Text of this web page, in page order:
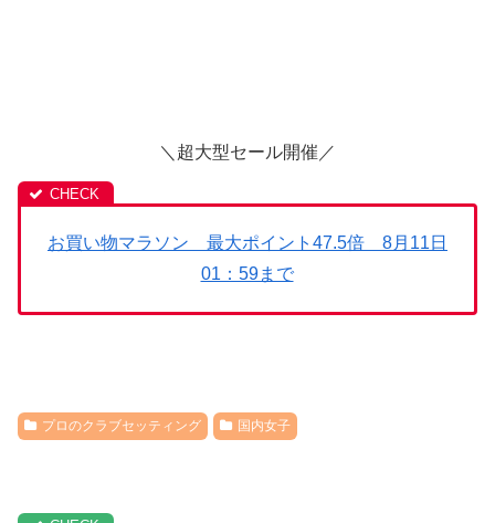
＼超大型セール開催／
お買い物マラソン 最大ポイント47.5倍 8月11日
01：59まで
プロのクラブセッティング 国内女子